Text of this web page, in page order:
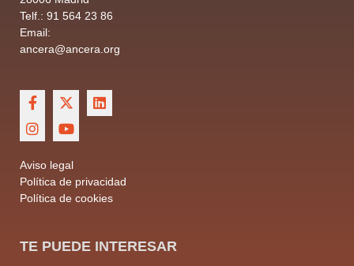
Telf.: 91 564 23 86
Email:
ancera@ancera.org
Aviso legal
Política de privacidad
Política de cookies
TE PUEDE INTERESAR